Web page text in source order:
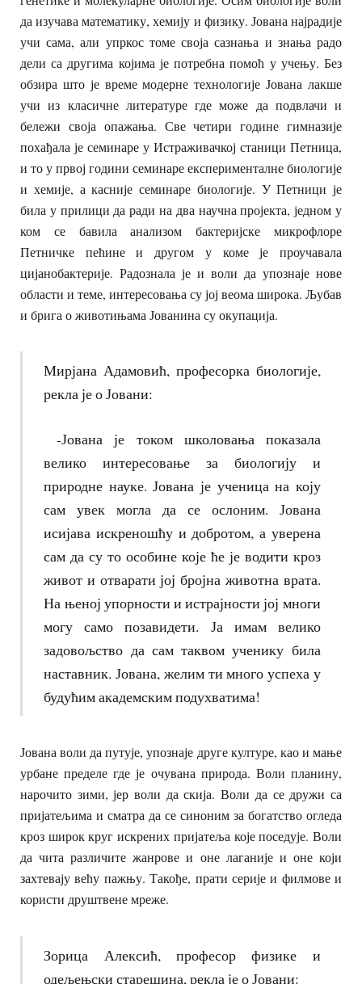
да изучава математику, хемију и физику. Јована најрадије
учи сама, али упркос томе своја сазнања и знања радо
дели са другима којима је потребна помоћ у учењу. Без
обзира што је време модерне технологије Јована лакше
учи из класичне литературе где може да подвлачи и
бележи своја опажања. Све четири године гимназије
похађала је семинаре у Истраживачкој станици Петница,
и то у првој години семинаре експерименталне биологије
и хемије, а касније семинаре биологије. У Петници је
била у прилици да ради на два научна пројекта, једном у
ком се бавила анализом бактеријске микрофлоре
Петничке пећине и другом у коме је проучавала
цијанобактерије. Радознала је и воли да упознаје нове
области и теме, интересовања су јој веома широка. Љубав
и брига о животињама Јованина су окупација.
Мирјана Адамовић, професорка биологије,
рекла је о Јовани:
-Јована је током школовања показала
велико интересовање за биологију и
природне науке. Јована је ученица на коју
сам увек могла да се ослоним. Јована
исијава искреношћу и добротом, а уверена
сам да су то особине које ће је водити кроз
живот и отварати јој бројна животна врата.
На њеној упорности и истрајности јој многи
могу само позавидети. Ја имам велико
задовољство да сам таквом ученику била
наставник. Јована, желим ти много успеха у
будућим академским подухватима!
Јована воли да путује, упознаје друге културе, као и мање
урбане пределе где је очувана природа. Воли планину,
нарочито зими, јер воли да скија. Воли да се дружи са
пријатељима и сматра да се синоним за богатство огледа
кроз широк круг искрених пријатеља које поседује. Воли
да чита различите жанрове и оне лаганије и оне који
захтевају већу пажњу. Такође, прати серије и филмове и
користи друштвене мреже.
Зорица Алексић, професор физике и
одељењски старешина, рекла је о Јовани: